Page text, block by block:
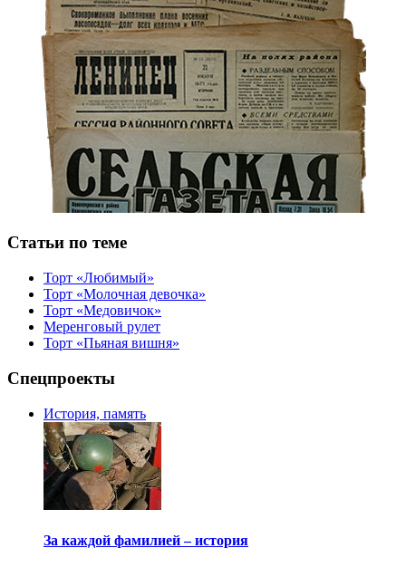
Статьи по теме
Торт «Любимый»
Торт «Молочная девочка»
Торт «Медовичок»
Меренговый рулет
Торт «Пьяная вишня»
Спецпроекты
История, память
За каждой фамилией – история